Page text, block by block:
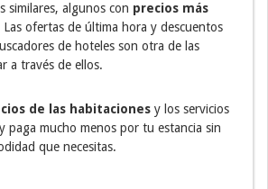
similares, algunos con precios más
Las ofertas de última hora y descuentos
de hoteles son otra de las
a través de ellos.
de las habitaciones y los servicios
paga mucho menos por tu estancia sin
que necesitas.